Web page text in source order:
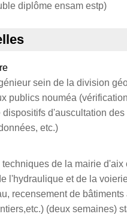
diplôme ensam estp)
sein de la division
publics nouméa
d'auscultation
etc.)
de la mairie d'aix
l'hydraulique et de la
recensement de
(deux semaines)